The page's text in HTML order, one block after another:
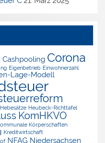
Cashpooling Corona
Eigenbetrieb Einwohnerzahl
Lage-Modell
Hebesätze Heubeck-Richttafel
KomHKVO
Körperschaften
Kreditwirtschaft
NFAG Niedersachsen